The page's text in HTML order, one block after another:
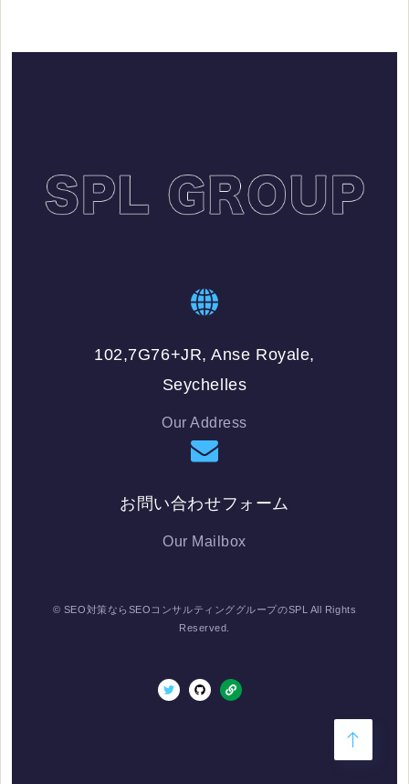
102,7G76+JR, Anse Royale,
Seychelles
Our Address
お問い合わせフォーム
Our Mailbox
© SEO対策ならSEOコンサルティンググループのSPL All Rights
Reserved.